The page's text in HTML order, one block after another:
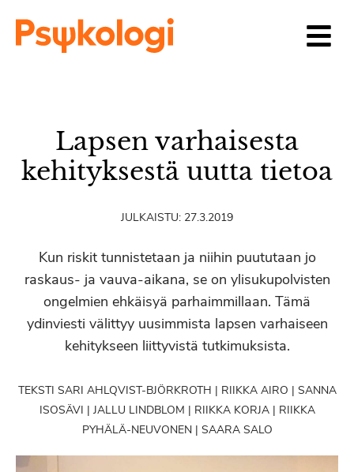
Lapsen varhaisesta
kehityksestä uutta tietoa
JULKAISTU: 27.3.2019
Kun riskit tunnistetaan ja niihin puututaan jo
raskaus- ja vauva-aikana, se on ylisukupolvisten
ongelmien ehkäisyä parhaimmillaan. Tämä
ydinviesti välittyy uusimmista lapsen varhaiseen
kehitykseen liittyvistä tutkimuksista.
TEKSTI SARI AHLQVIST-BJÖRKROTH | RIIKKA AIRO | SANNA
ISOSÄVI | JALLU LINDBLOM | RIIKKA KORJA | RIIKKA
PYHÄLÄ-NEUVONEN | SAARA SALO